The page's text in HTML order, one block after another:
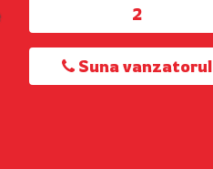
2
Suna vanzatorul